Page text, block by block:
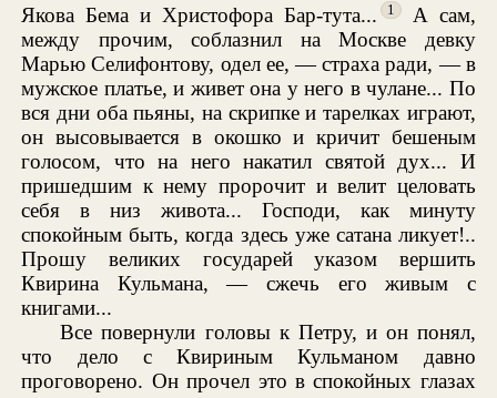
Якова Бема и Христофора Бар-тута...
1
А сам,
между прочим, соблазнил на Москве девку
Марью Селифонтову, одел ее, — страха ради, — в
мужское платье, и живет она у него в чулане... По
вся дни оба пьяны, на скрипке и тарелках играют,
он высовывается в окошко и кричит бешеным
голосом, что на него накатил святой дух... И
пришедшим к нему пророчит и велит целовать
себя в низ живота... Господи, как минуту
спокойным быть, когда здесь уже сатана ликует!..
Прошу великих государей указом вершить
Квирина Кульмана, — сжечь его живым с
книгами...
Все повернули головы к Петру, и он понял,
что дело с Квириным Кульманом давно
проговорено. Он прочел это в спокойных глазах